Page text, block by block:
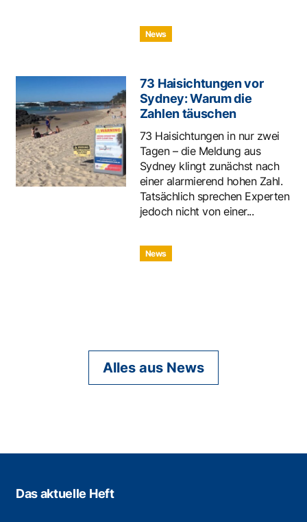
News
73 Haisichtungen vor
Sydney: Warum die
Zahlen täuschen
73 Haisichtungen in nur zwei
Tagen – die Meldung aus
Sydney klingt zunächst nach
einer alarmierend hohen Zahl.
Tatsächlich sprechen Experten
jedoch nicht von einer...
News
Alles aus News
Das aktuelle Heft